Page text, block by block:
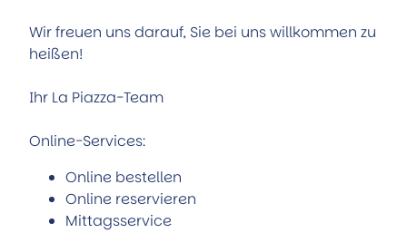
Wir freuen uns darauf, Sie bei uns willkommen zu
heißen!
Ihr La Piazza-Team
Online-Services:
Online bestellen
Online reservieren
Mittagsservice